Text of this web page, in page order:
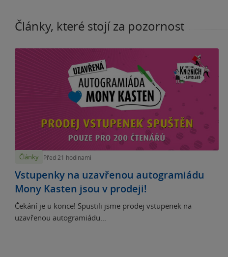
Články, které stojí za pozornost
Články Před 21 hodinami
Vstupenky na uzavřenou autogramiádu
Mony Kasten jsou v prodeji!
Čekání je u konce! Spustili jsme prodej vstupenek na
uzavřenou autogramiádu...